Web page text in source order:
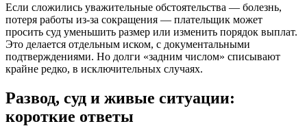
Если сложились уважительные обстоятельства — болезнь,
потеря работы из-за сокращения — плательщик может
просить суд уменьшить размер или изменить порядок выплат.
Это делается отдельным иском, с документальными
подтверждениями. Но долги «задним числом» списывают
крайне редко, в исключительных случаях.
Развод, суд и живые ситуации:
короткие ответы